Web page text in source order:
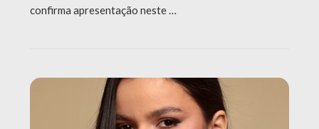
confirma apresentação neste …